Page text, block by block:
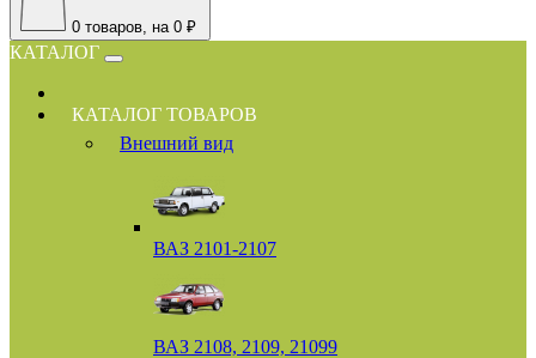
0 товаров, на 0 ₽
КАТАЛОГ
КАТАЛОГ ТОВАРОВ
Внешний вид
ВАЗ 2101-2107
ВАЗ 2108, 2109, 21099